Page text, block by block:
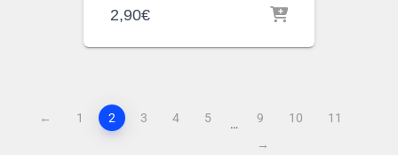
2,90€
← 1 2 3 4 5 … 9 10
11
→